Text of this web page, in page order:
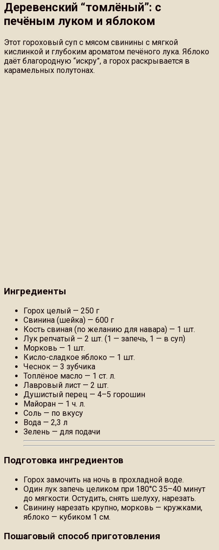
Деревенский “томлёный”: с
печёным луком и яблоком
Этот гороховый суп с мясом свинины с мягкой
кислинкой и глубоким ароматом печёного лука. Яблоко
даёт благородную “искру”, а горох раскрывается в
карамельных полутонах.
Ингредиенты
Горох целый — 250 г
Свинина (шейка) — 600 г
Кость свиная (по желанию для навара) — 1 шт.
Лук репчатый — 2 шт. (1 — запечь, 1 — в суп)
Морковь — 1 шт.
Кисло-сладкое яблоко — 1 шт.
Чеснок — 3 зубчика
Топлёное масло — 1 ст. л.
Лавровый лист — 2 шт.
Душистый перец — 4–5 горошин
Майоран — 1 ч. л.
Соль — по вкусу
Вода — 2,3 л
Зелень — для подачи
Подготовка ингредиентов
Горох замочить на ночь в прохладной воде.
Один лук запечь целиком при 180°C 35–40 минут
до мягкости. Остудить, снять шелуху, нарезать.
Свинину нарезать крупно, морковь — кружками,
яблоко — кубиком 1 см.
Пошаговый способ приготовления